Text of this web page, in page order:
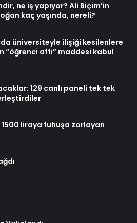
ne iş yapıyor? Ali Biçim’in
kaç yaşında, nereli?
üniversiteyle ilişiği kesilenlere
“öğrenci affı” maddesi kabul
129 canlı paneli tek tek
1500 liraya fuhuşa zorlayan